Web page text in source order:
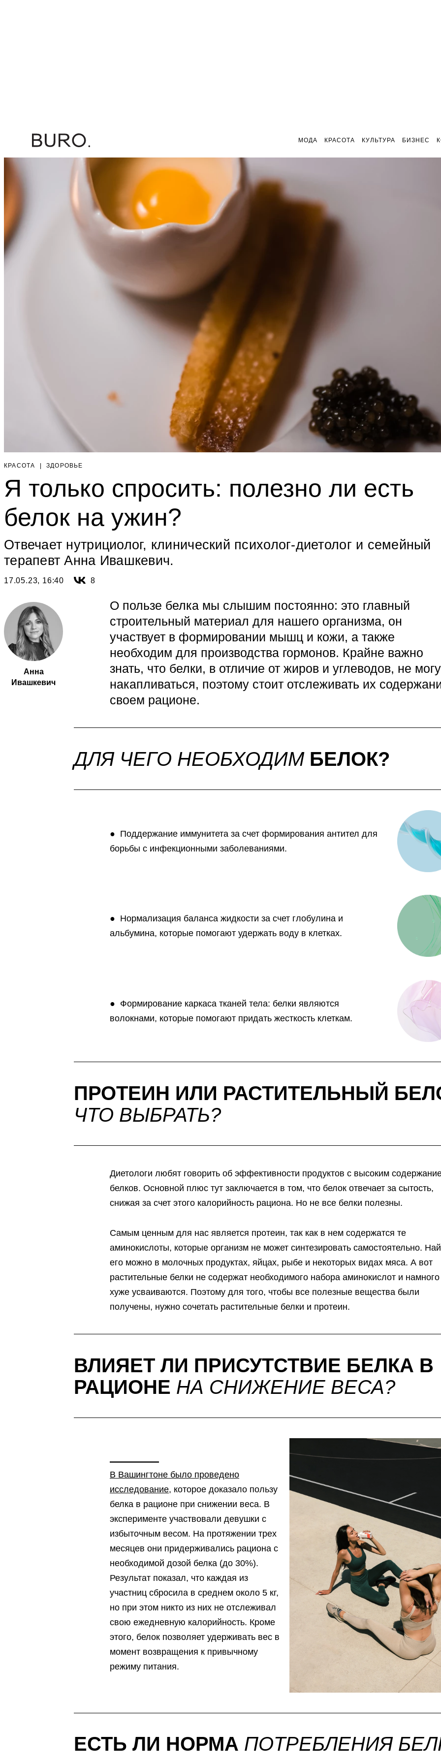
МОДА КРАСОТА КУЛЬТУРА БИЗНЕС
КРАСОТА | ЗДОРОВЬЕ
Я только спросить: полезно ли есть
белок на ужин?
Отвечает нутрициолог, клинический психолог-диетолог и семейный
терапевт Анна Ивашкевич.
17.05.23, 16:40 8
Анна
Ивашкевич
О пользе белка мы слышим постоянно: это главный
строительный материал для нашего организма, он
участвует в формировании мышц и кожи, а также
необходим для производства гормонов. Крайне важно
знать, что белки, в отличие от жиров и углеводов, не
накапливаться, поэтому стоит отслеживать их
своем рационе.
ДЛЯ ЧЕГО НЕОБХОДИМБЕЛОК?
● Поддержание иммунитета за счет формирования антител для
борьбы с инфекционными заболеваниями.
● Нормализация баланса жидкости за счет глобулина и
альбумина, которые помогают удержать воду в клетках.
● Формирование каркаса тканей тела: белки являются
волокнами, которые помогают придать жесткость клеткам.
ПРОТЕИН ИЛИ РАСТИТЕЛЬНЫЙ
ЧТО ВЫБРАТЬ?
Диетологи любят говорить об эффективности продуктов с высоким
белков. Основной плюс тут заключается в том, что белок отвечает за сытость,
снижая за счет этого калорийность рациона. Но не все белки полезны.
Самым ценным для нас является протеин, так как в нем содержатся те
аминокислоты, которые организм не может синтезировать самостоятельно.
его можно в молочных продуктах, яйцах, рыбе и некоторых видах мяса. А вот
растительные белки не содержат необходимого набора аминокислот и намного
хуже усваиваются. Поэтому для того, чтобы все полезные вещества были
получены, нужно сочетать растительные белки и протеин.
ВЛИЯЕТ ЛИ ПРИСУТСТВИЕ БЕЛКА В
РАЦИОНЕ НА СНИЖЕНИЕ ВЕСА?
В Вашингтоне было проведено
исследование, которое доказало пользу
белка в рационе при снижении веса. В
эксперименте участвовали девушки с
избыточным весом. На протяжении трех
месяцев они придерживались рациона с
необходимой дозой белка (до 30%).
Результат показал, что каждая из
участниц сбросила в среднем около 5 кг,
но при этом никто из них не отслеживал
свою ежедневную калорийность. Кроме
этого, белок позволяет удерживать вес в
момент возвращения к привычному
режиму питания.
ЕСТЬ ЛИ НОРМА ПОТРЕБЛЕНИЯ